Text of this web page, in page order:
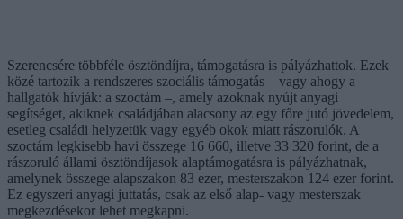
Szerencsére többféle ösztöndíjra, támogatásra is pályázhattok. Ezek
közé tartozik a rendszeres szociális támogatás – vagy ahogy a
hallgatók hívják: a szoctám –, amely azoknak nyújt anyagi
segítséget, akiknek családjában alacsony az egy főre jutó jövedelem,
esetleg családi helyzetük vagy egyéb okok miatt rászorulók. A
szoctám legkisebb havi összege 16 660, illetve 33 320 forint, de a
rászoruló állami ösztöndíjasok alaptámogatásra is pályázhatnak,
amelynek összege alapszakon 83 ezer, mesterszakon 124 ezer forint.
Ez egyszeri anyagi juttatás, csak az első alap- vagy mesterszak
megkezdésekor lehet megkapni.